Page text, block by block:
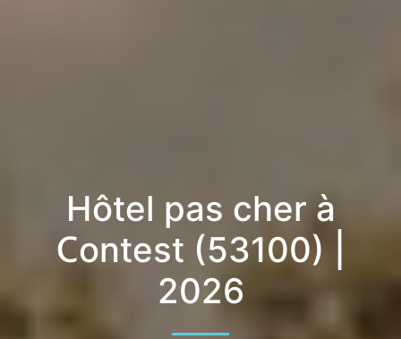
Hôtel pas cher à
Contest (53100) |
2026